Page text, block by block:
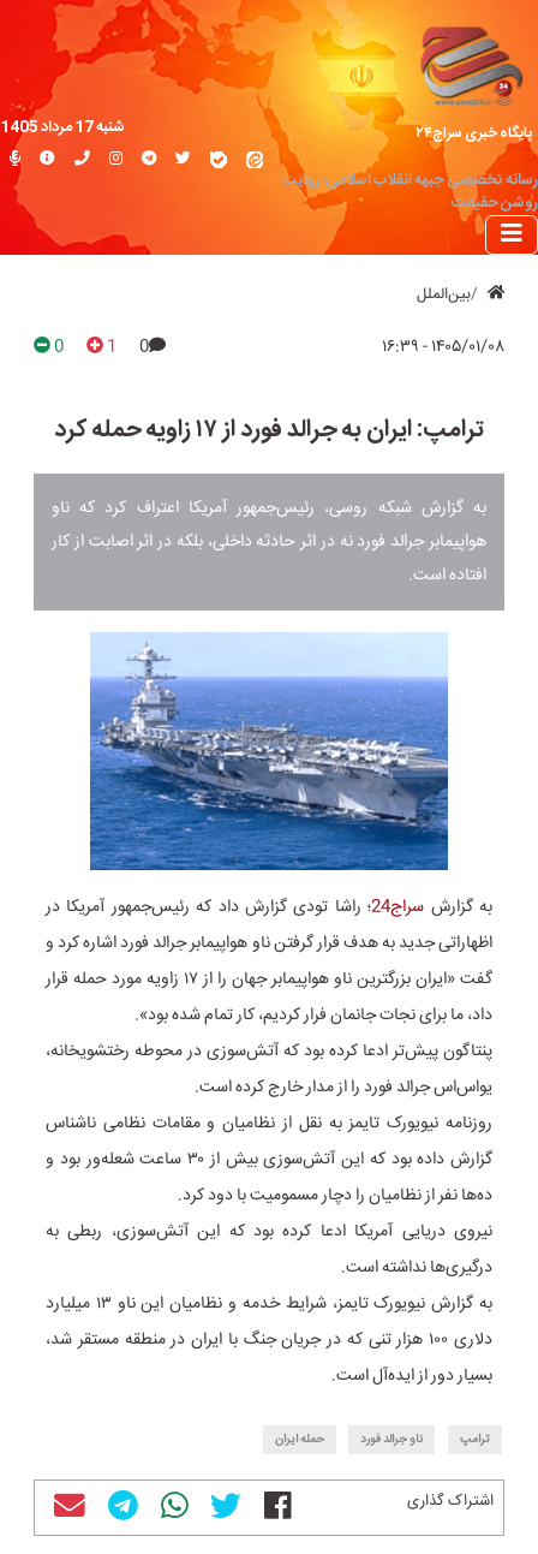
پایگاه خبری سراج۲۴
رسانه تخصصی جبهه انقلاب اسلامی؛ روایت
روشن حقیقت
شنبه 17 مرداد 1405
بین‌الملل
۱۴۰۵/۰۱/۰۸ - ۱۶:۳۹ 0
1
0
ترامپ: ایران به جرالد فورد از ۱۷ زاویه حمله کرد
به گزارش شبکه روسی، رئیس‌جمهور آمریکا اعتراف کرد که ناو
هواپیمابر جرالد فورد نه در اثر حادثه داخلی، بلکه در اثر اصابت از کار
افتاده است.
به گزارش سراج24
؛ راشا تودی گزارش داد که رئیس‌جمهور آمریکا در
اظهاراتی جدید به هدف قرار گرفتن ناو هواپیمابر جرالد فورد اشاره کرد و
گفت «ایران بزرگترین ناو هواپیمابر جهان را از ۱۷ زاویه مورد حمله قرار
داد، ما برای نجات جانمان فرار کردیم، کار تمام شده بود».
پنتاگون پیش‌تر ادعا کرده بود که آتش‌سوزی در محوطه رختشویخانه،
یواس‌اس جرالد فورد را از مدار خارج کرده است.
روزنامه نیویورک تایمز به نقل از نظامیان و مقامات نظامی ناشناس
گزارش داده بود که این آتش‌سوزی بیش از ۳۰ ساعت شعله‌ور بود و
ده‌ها نفر از نظامیان را دچار مسمومیت با دود کرد.
نیروی دریایی آمریکا ادعا کرده بود که این آتش‌سوزی، ربطی به
درگیری‌ها نداشته است.
به گزارش نیویورک تایمز، شرایط خدمه و نظامیان این ناو ۱۳ میلیارد
دلاری ۱۰۰ هزار تنی که در جریان جنگ با ایران در منطقه مستقر شد،
بسیار دور از ایده‌آل است.
ترامپ ناو جرالد فورد حمله ایران
اشتراک گذاری